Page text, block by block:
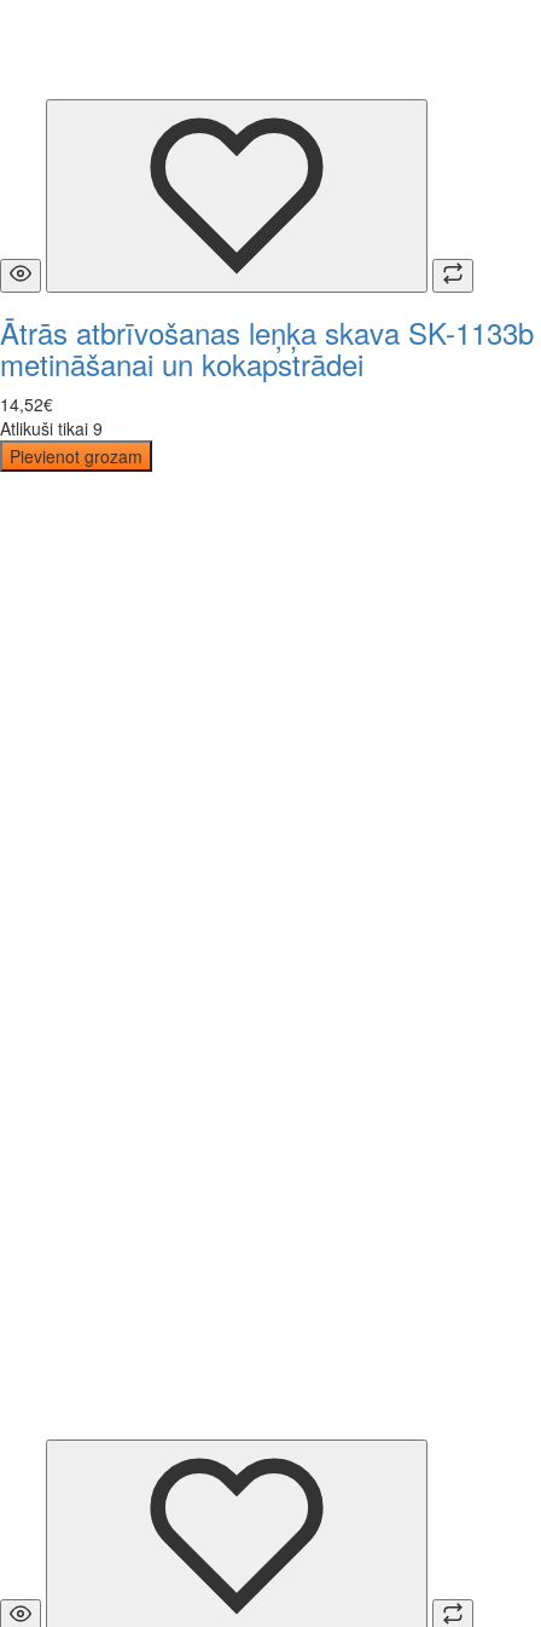
Ātrās atbrīvošanas leņķa skava SK-1133b
metināšanai un kokapstrādei
14,52€
Atlikuši tikai 9
Pievienot grozam